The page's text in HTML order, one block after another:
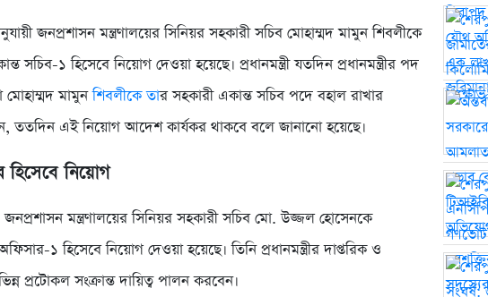
জনপ্রশাসন মন্ত্রণালয়ের সিনিয়র সহকারী সচিব মোহাম্মদ মামুন শিবলীকে
সচিব-১ হিসেবে নিয়োগ দেওয়া হয়েছে। প্রধানমন্ত্রী যতদিন প্রধানমন্ত্রীর পদ
মামুনশিবলীকে তার সহকারী একান্ত সচিব পদে বহাল রাখার
ততদিন এই নিয়োগ আদেশ কার্যকর থাকবে বলে জানানো হয়েছে।
নিয়োগ
মন্ত্রণালয়ের সিনিয়র সহকারী সচিব মো. উজ্জল হোসেনকে
১ হিসেবে নিয়োগ দেওয়া হয়েছে। তিনি প্রধানমন্ত্রীর দাপ্তরিক ও
প্রটোকল সংক্রান্ত দায়িত্ব পালন করবেন।